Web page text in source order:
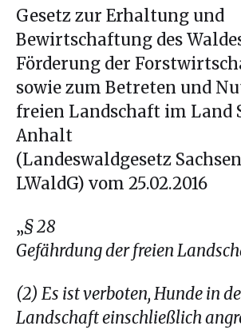
Gesetz zur Erhaltung und
Bewirtschaftung des
Förderung der
sowie zum Betreten und
freien Landschaft im Land
Anhalt
(Landeswaldgesetz
LWaldG) vom 25.02.2016
„§ 28
Gefährdung der freien
(2) Es ist verboten, Hunde in
Landschaft einschließlich